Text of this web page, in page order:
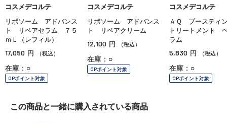
コスメデコルテ
リポソーム アドバンス
ト リペアセラム ７５
ｍＬ（レフィル）
17,050 円 （税込）
在庫：○
OPポイント対象
コスメデコルテ
リポソーム アドバンス
ト リペアクリーム
12,100 円 （税込）
在庫：○
OPポイント対象
コスメデコルテ
ＡＱ ブーステ
トリートメント
ラム
5,830 円 （税込）
在庫：○
OPポイント対象
この商品と一緒に購入されている商品